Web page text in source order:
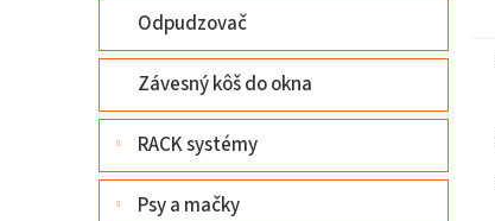
Odpudzovač
Závesný kôš do okna
RACK systémy
Psy a mačky